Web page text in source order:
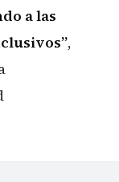
a las
,